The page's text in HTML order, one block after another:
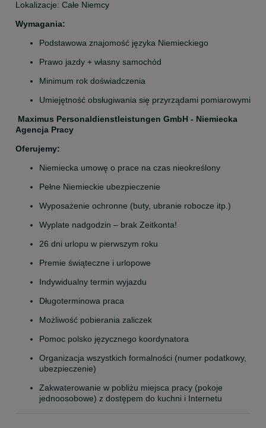
Lokalizacje: Całe Niemcy
Wymagania:
Podstawowa znajomość języka Niemieckiego
Prawo jazdy + własny samochód
Minimum rok doświadczenia
Umiejętność obsługiwania się przyrządami pomiarowymi
Maximus Personaldienstleistungen GmbH - Niemiecka
Agencja Pracy
Oferujemy:
Niemiecka umowę o prace na czas nieokreślony
Pełne Niemieckie ubezpieczenie
Wyposażenie ochronne (buty, ubranie robocze itp.)
Wyplate nadgodzin – brak Zeitkonta!
26 dni urlopu w pierwszym roku
Premie świąteczne i urlopowe
Indywidualny termin wyjazdu
Długoterminowa praca
Możliwość pobierania zaliczek
Pomoc polsko języcznego koordynatora
Organizacja wszystkich formalności (numer podatkowy,
ubezpieczenie)
Zakwaterowanie w pobliżu miejsca pracy (pokoje
jednoosobowe) z dostępem do kuchni i Internetu